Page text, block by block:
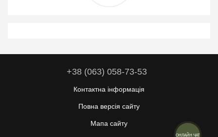
+38 (063) 058-73-53
Контактна інформація
Повна версія сайту
Мапа сайту
ОНЛАЙН ЧАТ